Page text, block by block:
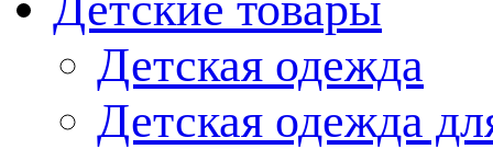
Детская одежда
Детская одежда